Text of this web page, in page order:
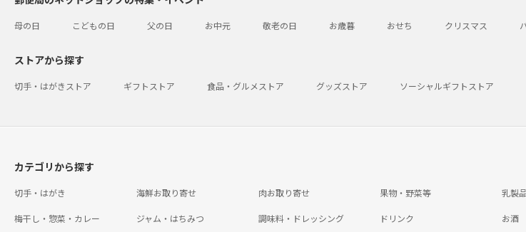
母の日 こどもの日 父の日 お中元 敬老の日 お歳暮 おせち クリスマス
ストアから探す
切手・はがきストア ギフトストア 食品・グルメストア グッズストア ソーシャルギフトストア
カテゴリから探す
切手・はがき 海鮮お取り寄せ 肉お取り寄せ 果物・野菜等 乳製
梅干し・惣菜・カレー ジャム・はちみつ 調味料・ドレッシング ドリンク お酒